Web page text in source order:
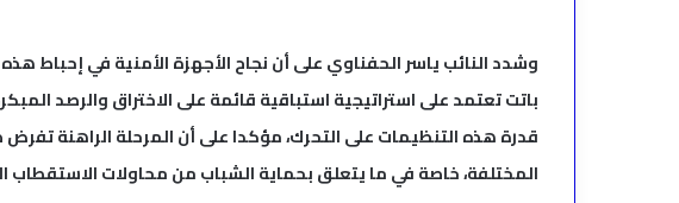
وشدد النائب ياسر الحفناوي على أن نجاح الأجهزة الأمنية في إحباط
باتت تعتمد على استراتيجية استباقية قائمة على الاختراق والرصد
قدرة هذه التنظيمات على التحرك، مؤكدا على أن المرحلة الراهنة
المختلفة، خاصة في ما يتعلق بحماية الشباب من محاولات الاستقطاب